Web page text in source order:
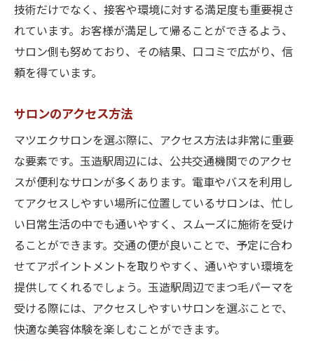
技術だけでなく、接客や環境に対する満足度も重要視さ
れています。お客様が満足して帰ることができるよう、
サロン側も努めており、その結果、口コミで広がり、信
頼を得ています。
サロンのアクセス方法
マツエクサロンを選ぶ際に、アクセス方法は非常に重要
な要素です。玉造駅周辺には、公共交通機関でのアクセ
スが便利なサロンが多くあります。電車やバスを利用し
てアクセスしやすい場所に位置しているサロンは、忙し
い日常生活の中でも通いやすく、スムーズに施術を受け
ることができます。交通の便が良いことで、予定に合わ
せてアポイントメントを取りやすく、通いやすい環境を
提供してくれるでしょう。玉造駅周辺でまつ毛パーマを
受ける際には、アクセスしやすいサロンを選ぶことで、
快適な美容体験を楽しむことができます。